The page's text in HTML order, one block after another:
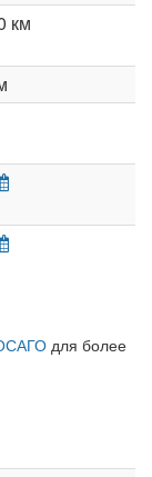
км
для более